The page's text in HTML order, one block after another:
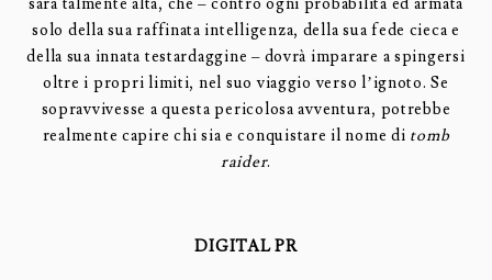
solo della sua raffinata intelligenza, della sua fede cieca e
della sua innata testardaggine – dovrà imparare a spingersi
oltre i propri limiti, nel suo viaggio verso l’ignoto. Se
sopravvivesse a questa pericolosa avventura, potrebbe
realmente capire chi sia e conquistare il nome di tomb
raider.
DIGITAL PR